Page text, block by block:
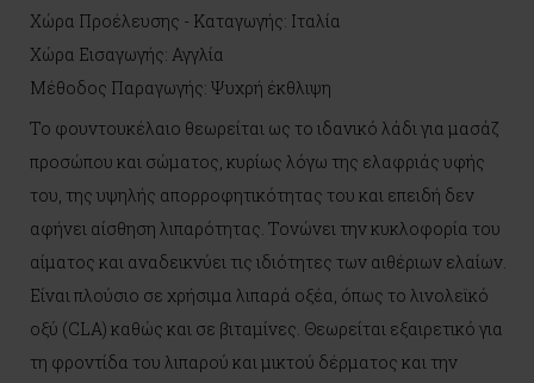
Χώρα Προέλευσης - Καταγωγής: Ιταλία
Χώρα Εισαγωγής: Αγγλία
Μέθοδος Παραγωγής: Ψυχρή έκθλιψη
Το φουντουκέλαιο θεωρείται ως το ιδανικό λάδι για μασάζ
προσώπου και σώματος, κυρίως λόγω της ελαφριάς υφής
του, της υψηλής απορροφητικότητας του και επειδή δεν
αφήνει αίσθηση λιπαρότητας. Τονώνει την κυκλοφορία του
αίματος και αναδεικνύει τις ιδιότητες των αιθέριων ελαίων.
Είναι πλούσιο σε χρήσιμα λιπαρά οξέα, όπως το λινολεϊκό
οξύ (CLA) καθώς και σε βιταμίνες. Θεωρείται εξαιρετικό για
τη φροντίδα του λιπαρού και μικτού δέρματος και την